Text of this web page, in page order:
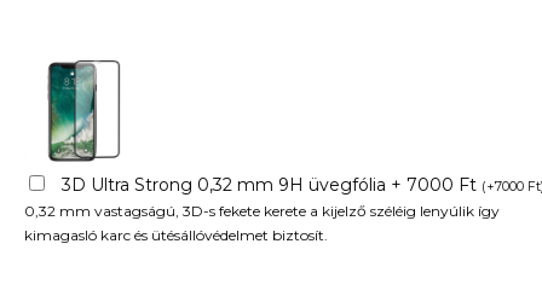
3D Ultra Strong 0,32 mm 9H üvegfólia + 7000 Ft (+7000 Ft
0,32 mm vastagságú, 3D-s fekete kerete a kijelző széléig lenyúlik így
kimagasló karc és ütésállóvédelmet biztosít.